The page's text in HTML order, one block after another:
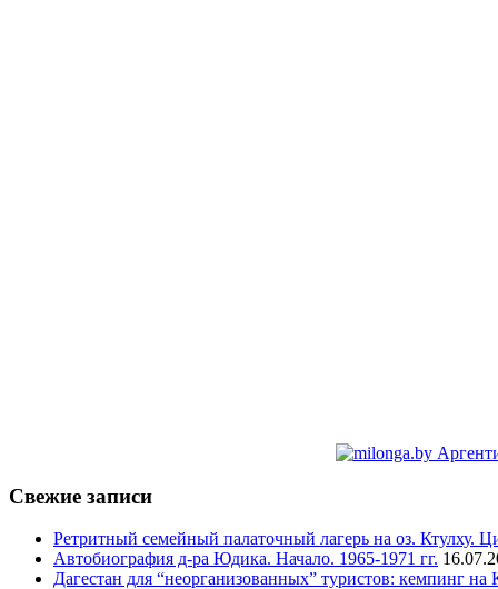
Свежие записи
Ретритный семейный палаточный лагерь на оз. Ктулху.
Автобиография д-ра Юдика. Начало. 1965-1971 гг.
Дагестан для “неорганизованных” туристов: кемпинг